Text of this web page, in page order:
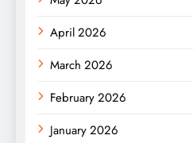
April 2026
March 2026
February 2026
January 2026